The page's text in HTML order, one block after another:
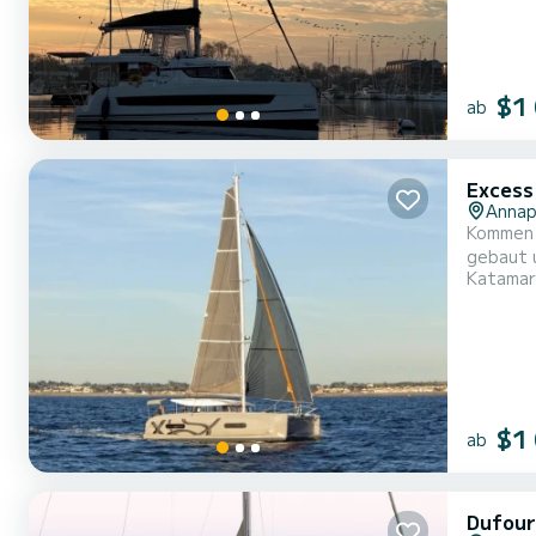
ab $1
gebaut und
einer
ab $1